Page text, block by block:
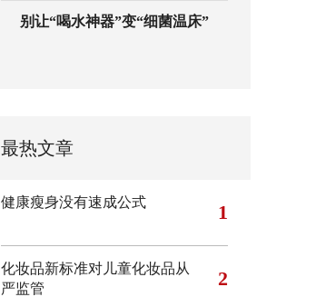
别让“喝水神器”变“细菌温床”
最热文章
健康瘦身没有速成公式 1
化妆品新标准对儿童化妆品从
严监管
2